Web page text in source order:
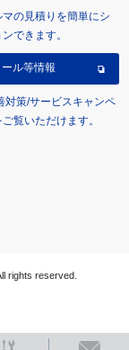
マの見積りを簡単にシ
できます。
ール等情報
対策/サービスキャンペ
覧いただけます。
rights reserved.